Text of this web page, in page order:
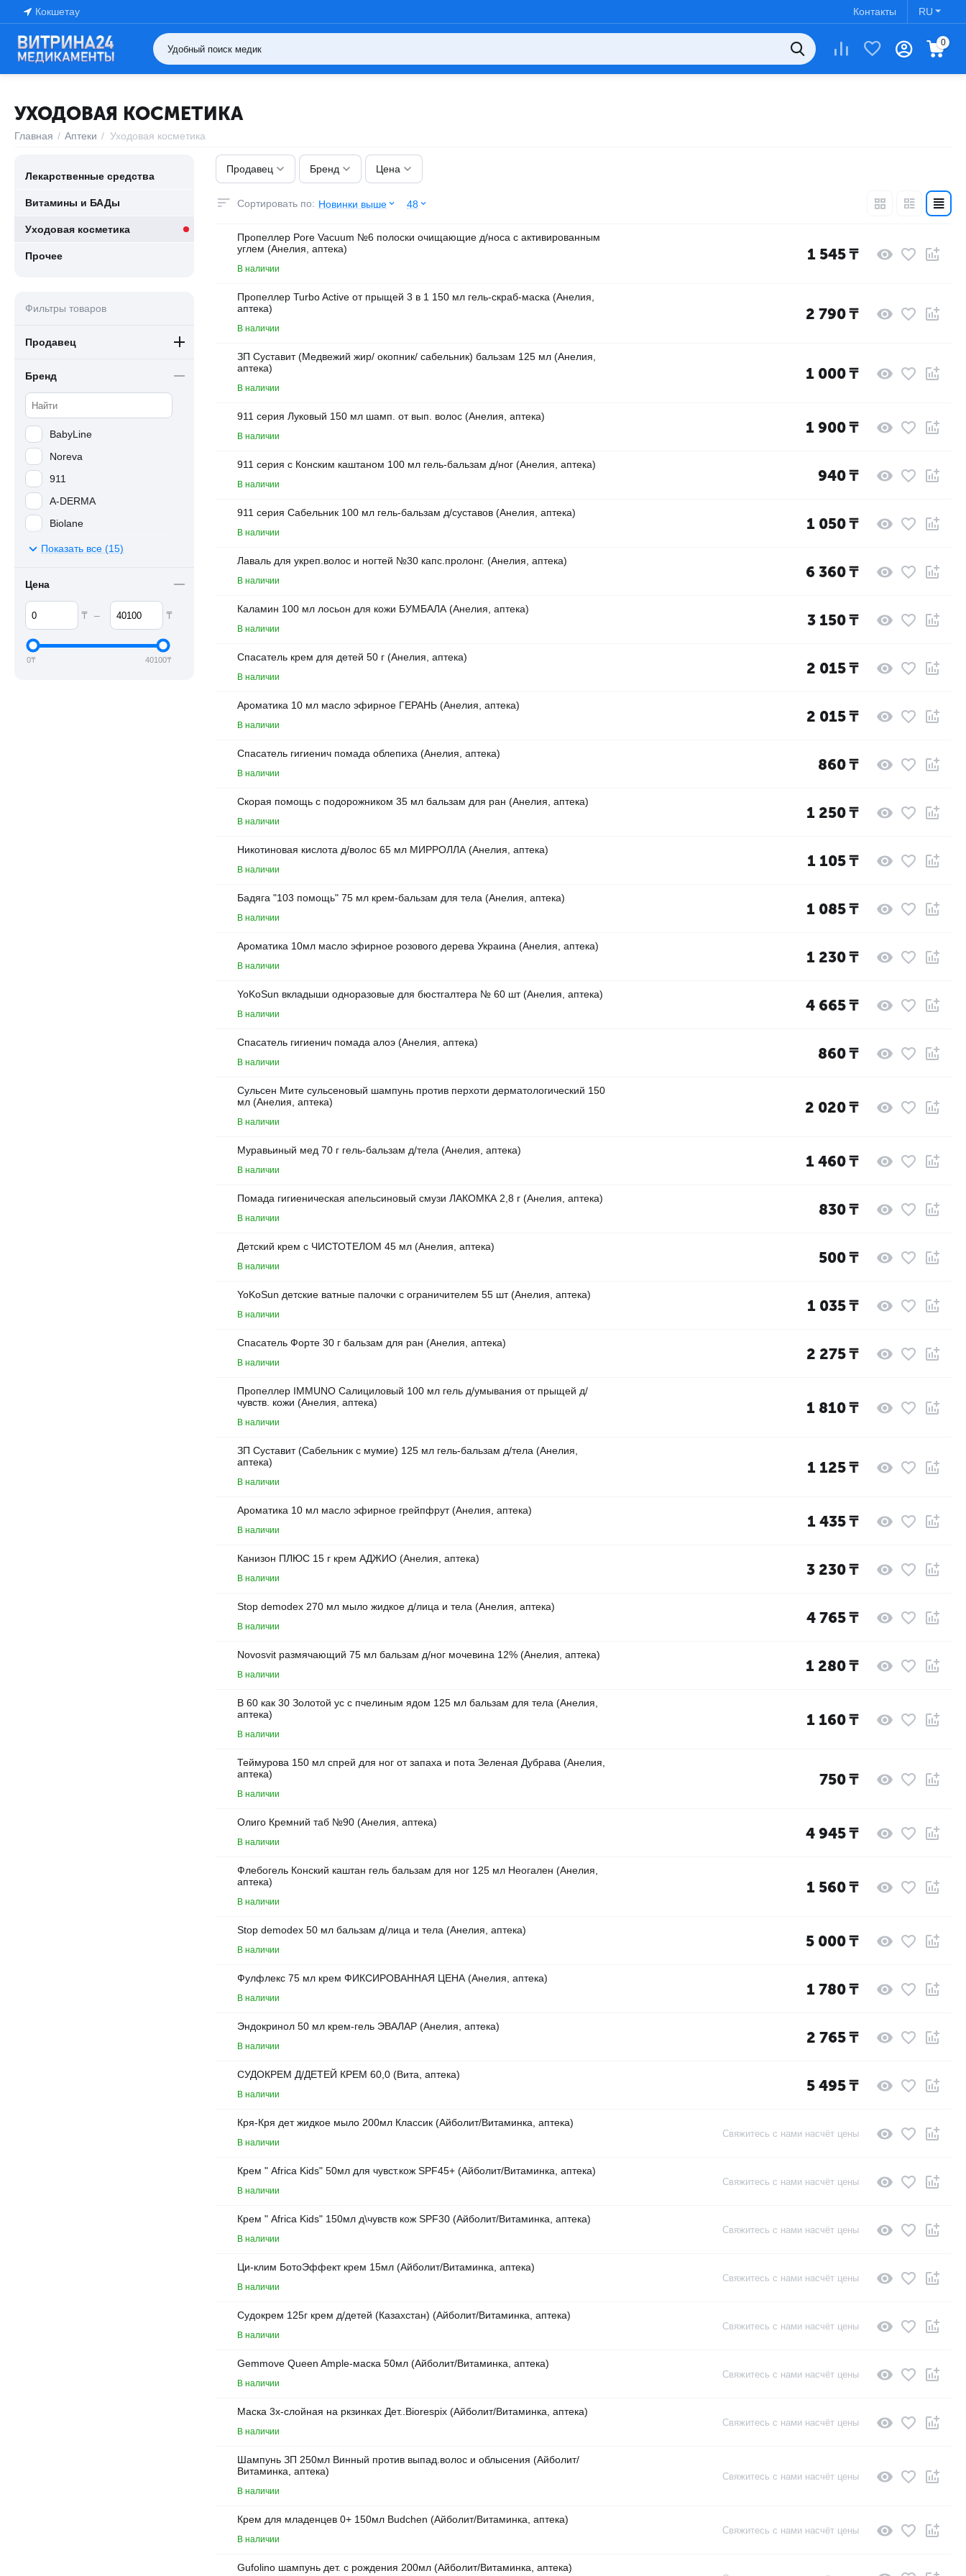
Кокшетау RU
Контакты
0
УХОДОВАЯ КОСМЕТИКА
Главная / Аптеки / Уходовая косметика
Продавец Бренд Цена
Сортировать по: Новинки выше 48
Пропеллер Pore Vacuum №6 полоски очищающие д/носа с активированным
углем (Анелия, аптека)
В наличии
1 545₸
Пропеллер Turbo Active от прыщей 3 в 1 150 мл гель-скраб-маска (Анелия,
аптека)
В наличии
2 790₸
ЗП Суставит (Медвежий жир/ окопник/ сабельник) бальзам 125 мл (Анелия,
аптека)
В наличии
1 000₸
911 серия Луковый 150 мл шамп. от вып. волос (Анелия, аптека)
В наличии
1 900₸
911 серия с Конским каштаном 100 мл гель-бальзам д/ног (Анелия, аптека)
В наличии
940₸
911 серия Сабельник 100 мл гель-бальзам д/суставов (Анелия, аптека)
В наличии
1 050₸
Лаваль для укреп.волос и ногтей №30 капс.пролонг. (Анелия, аптека)
В наличии
6 360₸
Каламин 100 мл лосьон для кожи БУМБАЛА (Анелия, аптека)
В наличии
3 150₸
Спасатель крем для детей 50 г (Анелия, аптека)
В наличии
2 015₸
Ароматика 10 мл масло эфирное ГЕРАНЬ (Анелия, аптека)
В наличии
2 015₸
Спасатель гигиенич помада облепиха (Анелия, аптека)
В наличии
860₸
Скорая помощь с подорожником 35 мл бальзам для ран (Анелия, аптека)
В наличии
1 250₸
Никотиновая кислота д/волос 65 мл МИРРОЛЛА (Анелия, аптека)
В наличии
1 105₸
Бадяга "103 помощь" 75 мл крем-бальзам для тела (Анелия, аптека)
В наличии
1 085₸
Ароматика 10мл масло эфирное розового дерева Украина (Анелия, аптека)
В наличии
1 230₸
YoKoSun вкладыши одноразовые для бюстгалтера № 60 шт (Анелия, аптека)
В наличии
4 665₸
Спасатель гигиенич помада алоэ (Анелия, аптека)
В наличии
860₸
Сульсен Мите сульсеновый шампунь против перхоти дерматологический 150
мл (Анелия, аптека)
В наличии
2 020₸
Муравьиный мед 70 г гель-бальзам д/тела (Анелия, аптека)
В наличии
1 460₸
Помада гигиеническая апельсиновый смузи ЛАКОМКА 2,8 г (Анелия, аптека)
В наличии
830₸
Детский крем с ЧИСТОТЕЛОМ 45 мл (Анелия, аптека)
В наличии
500₸
YoKoSun детские ватные палочки с ограничителем 55 шт (Анелия, аптека)
В наличии
1 035₸
Спасатель Форте 30 г бальзам для ран (Анелия, аптека)
В наличии
2 275₸
Пропеллер IMMUNO Салициловый 100 мл гель д/умывания от прыщей д/
чувств. кожи (Анелия, аптека)
В наличии
1 810₸
ЗП Суставит (Сабельник с мумие) 125 мл гель-бальзам д/тела (Анелия,
аптека)
В наличии
1 125₸
Ароматика 10 мл масло эфирное грейпфрут (Анелия, аптека)
В наличии
1 435₸
Канизон ПЛЮС 15 г крем АДЖИО (Анелия, аптека)
В наличии
3 230₸
Stop demodex 270 мл мыло жидкое д/лица и тела (Анелия, аптека)
В наличии
4 765₸
Novosvit размячающий 75 мл бальзам д/ног мочевина 12% (Анелия, аптека)
В наличии
1 280₸
В 60 как 30 Золотой ус с пчелиным ядом 125 мл бальзам для тела (Анелия,
аптека)
В наличии
1 160₸
Теймурова 150 мл спрей для ног от запаха и пота Зеленая Дубрава (Анелия,
аптека)
В наличии
750₸
Олиго Кремний таб №90 (Анелия, аптека)
В наличии
4 945₸
Флебогель Конский каштан гель бальзам для ног 125 мл Неогален (Анелия,
аптека)
В наличии
1 560₸
Stop demodex 50 мл бальзам д/лица и тела (Анелия, аптека)
В наличии
5 000₸
Фулфлекс 75 мл крем ФИКСИРОВАННАЯ ЦЕНА (Анелия, аптека)
В наличии
1 780₸
Эндокринол 50 мл крем-гель ЭВАЛАР (Анелия, аптека)
В наличии
2 765₸
СУДОКРЕМ Д/ДЕТЕЙ КРЕМ 60,0 (Вита, аптека)
В наличии
5 495₸
Кря-Кря дет жидкое мыло 200мл Классик (Айболит/Витаминка, аптека)
В наличии
Свяжитесь с нами насчёт цены
Крем " Africa Kids" 50мл для чувст.кож SPF45+ (Айболит/Витаминка, аптека)
В наличии
Свяжитесь с нами насчёт цены
Крем " Africa Kids" 150мл д\чувств кож SPF30 (Айболит/Витаминка, аптека)
В наличии
Свяжитесь с нами насчёт цены
Ци-клим БотоЭффект крем 15мл (Айболит/Витаминка, аптека)
В наличии
Свяжитесь с нами насчёт цены
Судокрем 125г крем д/детей (Казахстан) (Айболит/Витаминка, аптека)
В наличии
Свяжитесь с нами насчёт цены
Gemmove Queen Ample-маска 50мл (Айболит/Витаминка, аптека)
В наличии
Свяжитесь с нами насчёт цены
Маска 3х-слойная на ркзинках Дет..Biorespix (Айболит/Витаминка, аптека)
В наличии
Свяжитесь с нами насчёт цены
Шампунь ЗП 250мл Винный против выпад.волос и облысения (Айболит/
Витаминка, аптека)
В наличии
Свяжитесь с нами насчёт цены
Крем для младенцев 0+ 150мл Budchen (Айболит/Витаминка, аптека)
В наличии
Свяжитесь с нами насчёт цены
Gufolino шампунь дет. с рождения 200мл (Айболит/Витаминка, аптека)
Лекарственные средства
Витамины и БАДы
Уходовая косметика
Прочее
Фильтры товаров
Продавец
Бренд
BabyLine
Noreva
911
A-DERMA
Biolane
Compliment
Показать все (15)
Цена
₸ – ₸
0₸ 40100₸